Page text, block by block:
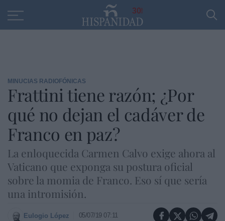
30
MINUCIAS RADIOFÓNICAS
Frattini tiene razón; ¿Por
qué no dejan el cadáver de
Franco en paz?
La enloquecida Carmen Calvo exige ahora al
Vaticano que exponga su postura oficial
sobre la momia de Franco. Eso sí que sería
una intromisión.
Eulogio López 05/07/19 07:11